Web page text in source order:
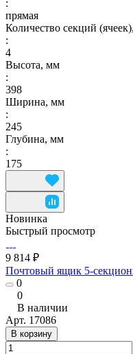
:
прямая
Количество секций
:
4
Высота, мм
:
398
Ширина, мм
:
245
Глубина, мм
:
175
Новинка
Быстрый просмотр
9 814 ₽
Почтовый ящик 5-
0
0
В наличии
Арт. 17086
В корзину